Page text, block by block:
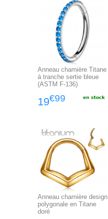
Anneau charnière Titane
à tranche sertie bleue
(ASTM F-136)
19€99
Anneau charnière design
polygonale en Titane
doré